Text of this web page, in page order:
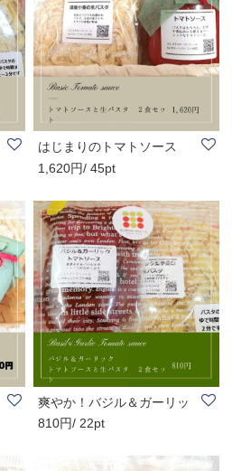
はじまりのトマトソース
［Basic］トマト..
1,620円/ 45pt
爽やか！バジル＆ガーリッ
クトマトソース..
810円/ 22pt